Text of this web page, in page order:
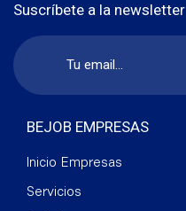
Suscríbete a la newsletter
BEJOB EMPRESAS
Inicio Empresas
Servicios